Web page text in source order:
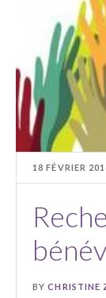
18 FÉVRIER
BYCHRISTINE